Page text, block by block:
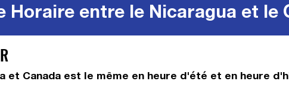
Horaire entre le Nicaragua et le
et Canada est le même en heure d'été et en heure